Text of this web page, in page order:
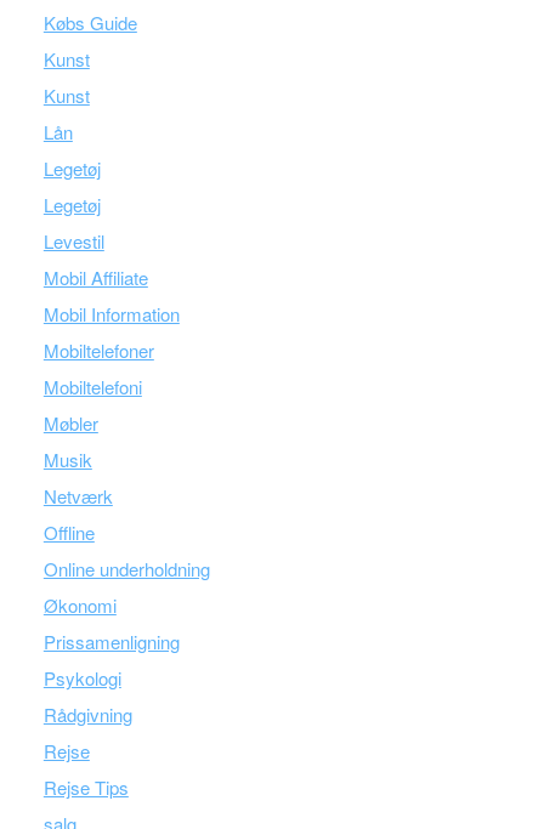
Købs Guide
Kunst
Kunst
Lån
Legetøj
Legetøj
Levestil
Mobil Affiliate
Mobil Information
Mobiltelefoner
Mobiltelefoni
Møbler
Musik
Netværk
Offline
Online underholdning
Økonomi
Prissamenligning
Psykologi
Rådgivning
Rejse
Rejse Tips
salg